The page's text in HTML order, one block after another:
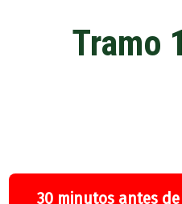
Tramo
30 minutos antes